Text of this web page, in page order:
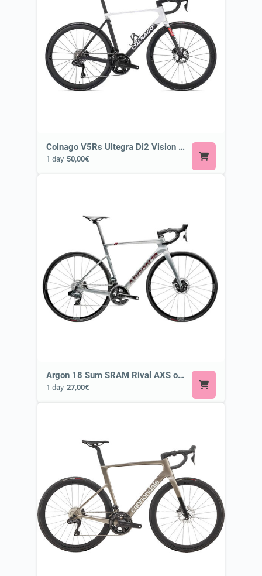
Colnago V5Rs Ultegra Di2 Vision SC 45 ⭐ Most Exclusive Bike
1 day 50,00€
Argon 18 Sum SRAM Rival AXS or Similar
1 day 27,00€